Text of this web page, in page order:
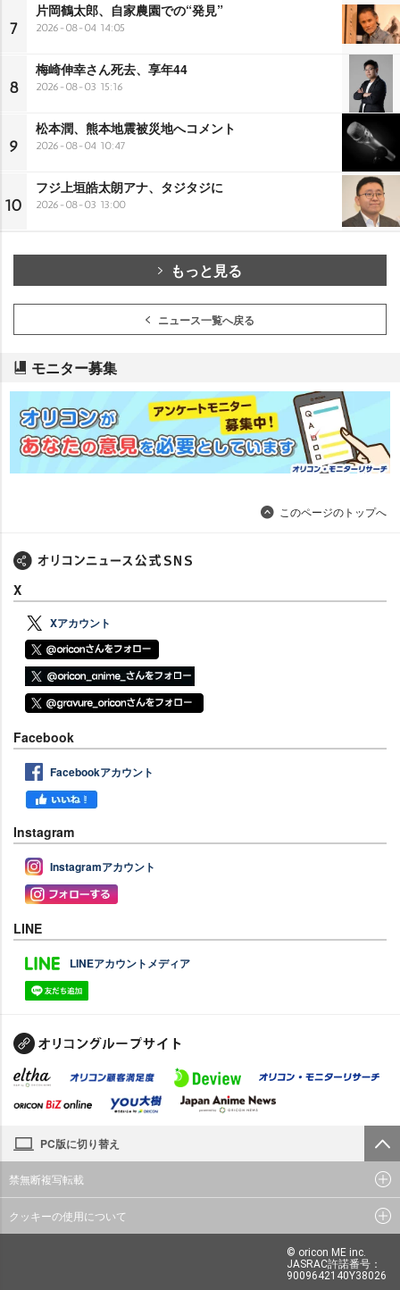
7
片岡鶴太郎、自家農園での“発見”
2026-08-04 14:05
8
梅崎伸幸さん死去、享年44
2026-08-03 15:16
9
松本潤、熊本地震被災地へコメント
2026-08-04 10:47
10
フジ上垣皓太朗アナ、タジタジに
2026-08-03 13:00
もっと見る
ニュース一覧へ戻る
モニター募集
このページのトップへ
X
Xアカウント
Facebook
Facebookアカウント
Instagram
Instagramアカウント
LINE
LINEアカウントメディア
PC版に切り替え
禁無断複写転載
クッキーの使用について
© oricon ME inc.
JASRAC許諾番号：
9009642140Y38026